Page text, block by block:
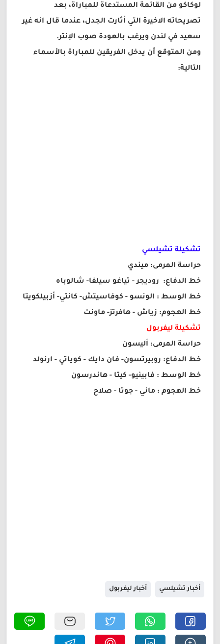
لوكاكو من القائمة المستدعاة للمباراة، بعد
تصريحاته الاخيرة التي أثارت الجدل، عندما قال انه غير
سعيد في لندن ويرغب بالعودة صوب الإنتر.
ومن المتوقع أن يدخل الفريقين للمباراة بالأسماء
التالية:
تشكيلة تشيلسي
حراسة المرمى: ميندي
خط الدفاع: روديجر - تياغو سيلفا- شالوباه
خط الوسط : الونسو - كوفاسيتش- كانتي- أزبيلكويتا
خط الهجوم: زياش - هافرتز- ماونت
تشكيلة ليفربول
حراسة المرمى: أليسون
خط الدفاع: روبيرتسون- فان دايك - كوياتي - ارنولد
خط الوسط : فابينيو- كيتا - هاندرسون
خط الهجوم : ماني - جوتا - صلاح
أخبار تشيلسي أخبار ليفربول